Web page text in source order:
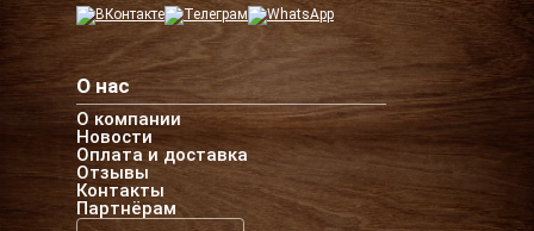
О нас
О компании
Новости
Оплата и доставка
Отзывы
Контакты
Партнёрам